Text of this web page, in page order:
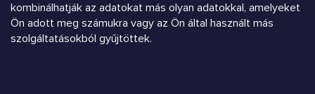
kombinálhatják az adatokat más olyan adatokkal, amelyeket
Ön adott meg számukra vagy az Ön által használt más
szolgáltatásokból gyűjtöttek.
Árukereső.hu